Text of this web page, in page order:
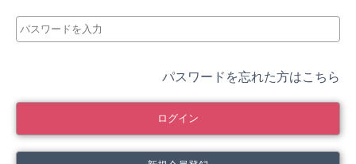
パスワードを忘れた方はこちら
ログイン